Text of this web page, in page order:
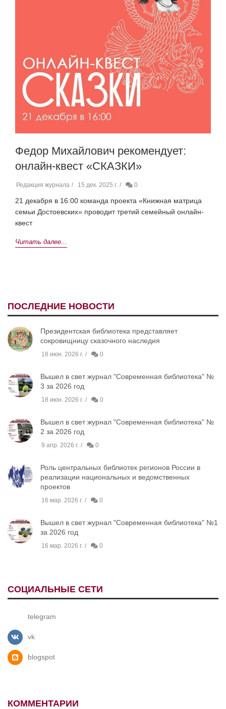
Федор Михайлович рекомендует:
онлайн-квест «СКАЗКИ»
Редакция журнала 15 дек. 2025 г. 0
21 декабря в 16:00 команда проекта «Книжная матрица
семьи Достоевских» проводит третий семейный онлайн-
квест
Читать далее...
ПОСЛЕДНИЕ НОВОСТИ
Президентская библиотека представляет
сокровищницу сказочного наследия
18 июн. 2026 г. 0
Вышел в свет журнал "Современная библиотека" №
3 за 2026 год
18 июн. 2026 г. 0
Вышел в свет журнал "Современная библиотека" №
2 за 2026 год
9 апр. 2026 г. 0
Роль центральных библиотек регионов России в
реализации национальных и ведомственных
проектов
16 мар. 2026 г. 0
Вышел в свет журнал "Современная библиотека" №1
за 2026 год
16 мар. 2026 г. 0
СОЦИАЛЬНЫЕ СЕТИ
telegram
vk
blogspot
КОММЕНТАРИИ